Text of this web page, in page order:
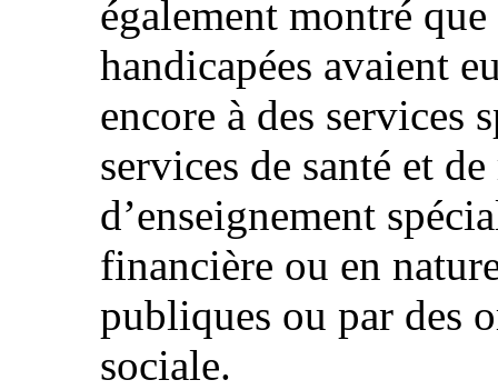
également montré
handicapées avaient
encore à des services
services de santé et
d’enseignement
financière ou en
publiques ou par des
sociale.